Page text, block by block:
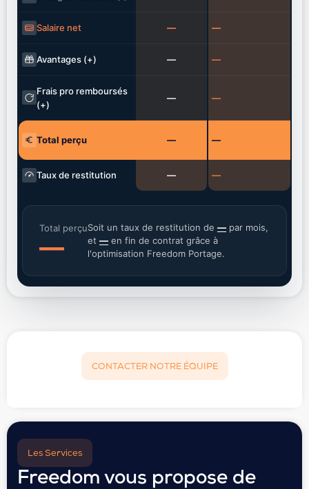
Salaire net — —
Avantages (+) — —
Frais pro remboursés
(+)
— —
Total perçu — —
Taux de restitution — —
Total perçu
—
Soit un taux de restitution de — par mois,
et — en fin de contrat grâce à
l'optimisation Freedom Portage.
CONTACTER NOTRE ÉQUIPE
Les Services
Freedom vous propose de